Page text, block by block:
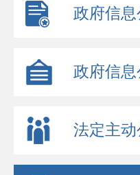
政府信
政府信
法定主